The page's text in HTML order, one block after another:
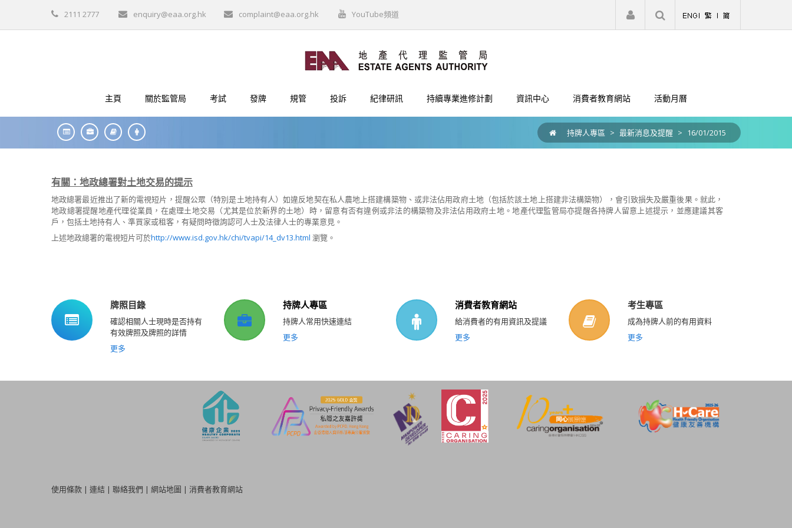
2111 2777 enquiry@eaa.org.hk complaint@eaa.org.hk YouTube頻道 註冊 登入
主頁 關於監管局 考試 發牌 規管 投訴 紀律研訊 持續專業進修計劃 資訊中心 消費者教育網站 活動月曆
持牌人專區 > 最新消息及提醒 > 16/01/2015
有關：地政總署對土地交易的提示
地政總署最近推出了新的電視短片，提醒公眾（特別是土地持有人）如違反地契在私人農地上搭建構築物、或非法佔用政府土地（包括於該土地上搭建非法構築物），會引致損失及嚴重後果。就此，
地政總署提醒地產代理從業員，在處理土地交易（尤其是位於新界的土地）時，留意有否有違例或非法的構築物及非法佔用政府土地。地產代理監管局亦提醒各持牌人留意上述提示，並應建議其客
戶，包括土地持有人、準買家或租客，有疑問時徵詢認可人士及法律人士的專業意見。
上述地政總署的電視短片可於http://www.isd.gov.hk/chi/tvapi/14_dv13.html 瀏覽。
牌照目錄
確認相關人士現時是否持有
有效牌照及牌照的詳情
更多
持牌人專區
持牌人常用快速連結
更多
消費者教育網站
給消費者的有用資訊及提議
更多
考生專區
成為持牌人前的有用資料
更多
使用條款 | 連結 | 聯絡我們 | 網站地圖 | 消費者教育網站